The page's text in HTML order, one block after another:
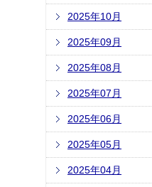
2025年10月
2025年09月
2025年08月
2025年07月
2025年06月
2025年05月
2025年04月